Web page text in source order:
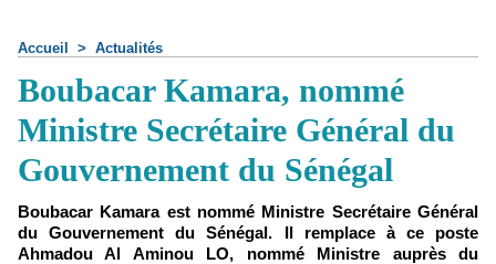
Accueil > Actualités
Boubacar Kamara, nommé
Ministre Secrétaire Général du
Gouvernement du Sénégal
Boubacar Kamara est nommé Ministre Secrétaire Général
du Gouvernement du Sénégal. Il remplace à ce poste
Ahmadou Al Aminou LO, nommé Ministre auprès du